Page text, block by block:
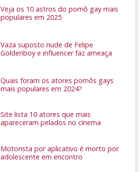
Veja os 10 astros do pornô gay mais
populares em 2025
Vaza suposto nude de Felipe
Goldenboy e influencer faz ameaça
Quais foram os atores pornôs gays
mais populares em 2024?
Site lista 10 atores que mais
apareceram pelados no cinema
Motorista por aplicativo é morto por
adolescente em encontro